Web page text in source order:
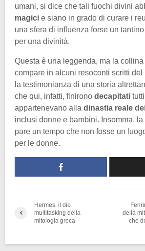
umani, si dice che tali fuochi divini
magici e siano in grado di curare i
una sfera di influenza forse un
per una divinità.
Questa è una leggenda, ma la
compare in alcuni resoconti scritti del
la testimonianza di una storia
che qui, infatti, finirono decapitati
appartenevano alla dinastia reale
inclusi donne e bambini. Insomma,
pare un tempo che non fosse un
per le donne.
Hermes, il dio
multitasking della
mitologia greca
della
che